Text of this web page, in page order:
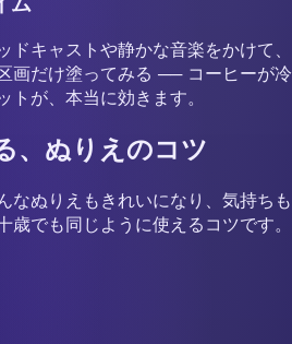
ドキャストや静かな音楽をかけて、
画だけ塗ってみる ── コーヒーが冷
が、本当に効きます。
、ぬりえのコツ
なぬりえもきれいになり、気持ちも
歳でも同じように使えるコツです。